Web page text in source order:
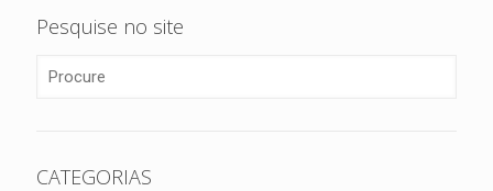
Pesquise no site
CATEGORIAS